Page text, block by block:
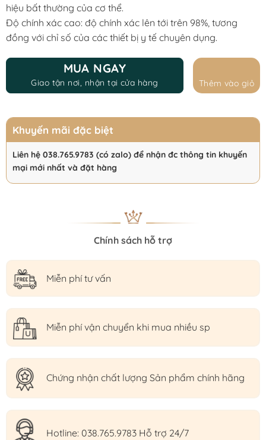
hiệu bất thường của cơ thể.
Độ chính xác cao: độ chính xác lên tới trên 98%, tương
đồng với chỉ số của các thiết bị y tế chuyên dụng.
MUA NGAY
Giao tận nơi, nhận tại cửa hàng Thêm vào giỏ
Khuyến mãi đặc biệt
Liên hệ 038.765.9783 (có zalo) để nhận đc thông tin khuyến
mại mới nhất và đặt hàng
Chính sách hỗ trợ
Miễn phí tư vấn
Miễn phí vận chuyển khi mua nhiều sp
Chứng nhận chất lượng Sản phẩm chính hãng
Hotline: 038.765.9783 Hỗ trợ 24/7